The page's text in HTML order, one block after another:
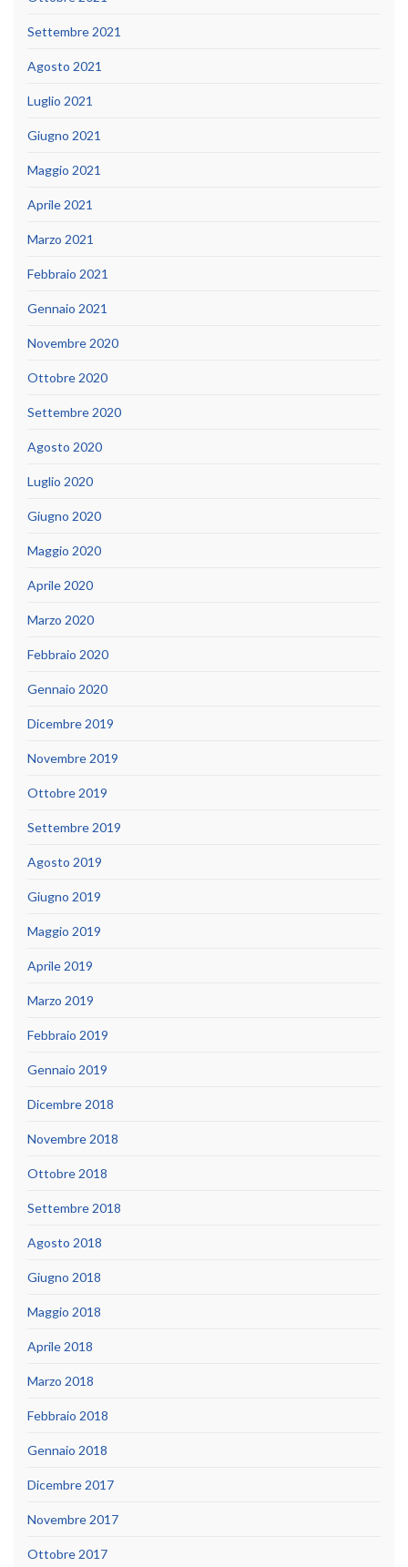
Settembre 2021
Agosto 2021
Luglio 2021
Giugno 2021
Maggio 2021
Aprile 2021
Marzo 2021
Febbraio 2021
Gennaio 2021
Novembre 2020
Ottobre 2020
Settembre 2020
Agosto 2020
Luglio 2020
Giugno 2020
Maggio 2020
Aprile 2020
Marzo 2020
Febbraio 2020
Gennaio 2020
Dicembre 2019
Novembre 2019
Ottobre 2019
Settembre 2019
Agosto 2019
Giugno 2019
Maggio 2019
Aprile 2019
Marzo 2019
Febbraio 2019
Gennaio 2019
Dicembre 2018
Novembre 2018
Ottobre 2018
Settembre 2018
Agosto 2018
Giugno 2018
Maggio 2018
Aprile 2018
Marzo 2018
Febbraio 2018
Gennaio 2018
Dicembre 2017
Novembre 2017
Ottobre 2017